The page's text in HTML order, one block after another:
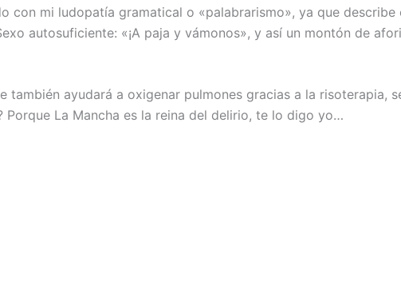
con mi ludopatía gramatical o «palabrarismo», ya que
autosuficiente: «¡A paja y vámonos», y así un montón de
también ayudará a oxigenar pulmones gracias a la risoterapia,
Porque La Mancha es la reina del delirio, te lo digo yo…